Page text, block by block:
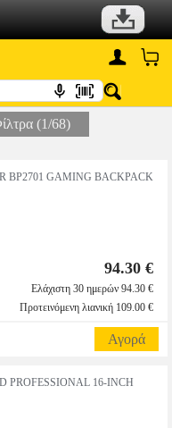
(1/68)
BP2701 GAMING BACKPACK
94.30 €
Ελάχιστη 30 ημερών 94.30 €
Προτεινόμενη λιανική 109.00 €
Αγορά
PROFESSIONAL 16-INCH